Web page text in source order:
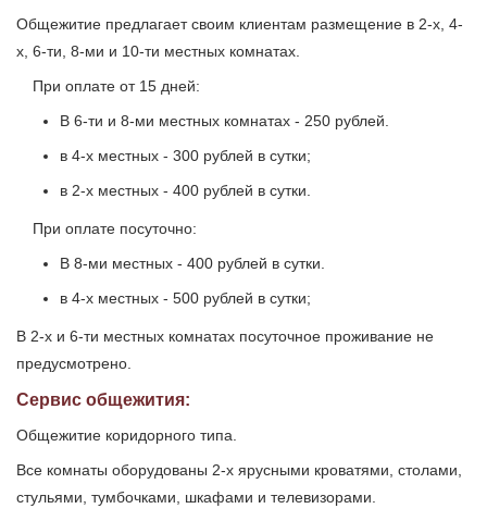
Общежитие предлагает своим клиентам размещение в 2-х, 4-
х, 6-ти, 8-ми и 10-ти местных комнатах.
При оплате от 15 дней:
В 6-ти и 8-ми местных комнатах - 250 рублей.
в 4-х местных - 300 рублей в сутки;
в 2-х местных - 400 рублей в сутки.
При оплате посуточно:
В 8-ми местных - 400 рублей в сутки.
в 4-х местных - 500 рублей в сутки;
В 2-х и 6-ти местных комнатах посуточное проживание не
предусмотрено.
Сервис общежития:
Общежитие коридорного типа.
Все комнаты оборудованы 2-х ярусными кроватями, столами,
стульями, тумбочками, шкафами и телевизорами.